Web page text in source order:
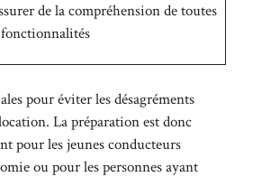
de la compréhension de toutes
pour éviter les désagréments
La préparation est donc
pour les jeunes conducteurs
ou pour les personnes ayant